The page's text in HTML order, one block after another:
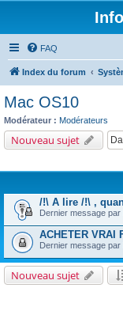
FAQ
Index du forum
Mac OS10
Modérateur : Modérateurs
Nouveau sujet
/!\ A lire /!\ ,
Dernier message par
ACHETER VRAI
Dernier message par
Nouveau sujet